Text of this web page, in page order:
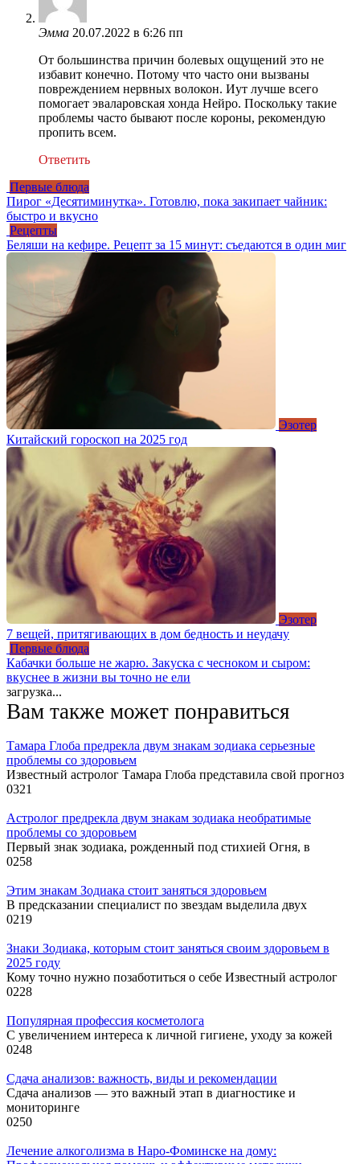
Эмма 20.07.2022 в 6:26 пп
От большинства причин болевых ощущений это не
избавит конечно. Потому что часто они вызваны
повреждением нервных волокон. Иут лучше всего
помогает эваларовская хонда Нейро. Поскольку такие
проблемы часто бывают после короны, рекомендую
пропить всем.
Ответить
Первые блюда
Пирог «Десятиминутка». Готовлю, пока закипает чайник:
быстро и вкусно
Рецепты
Беляши на кефире. Рецепт за 15 минут: съедаются в один миг
Эзотер
Китайский гороскоп на 2025 год
Эзотер
7 вещей, притягивающих в дом бедность и неудачу
Первые блюда
Кабачки больше не жарю. Закуска с чесноком и сыром:
вкуснее в жизни вы точно не ели
загрузка...
Вам также может понравиться
Тамара Глоба предрекла двум знакам зодиака серьезные
проблемы со здоровьем
Известный астролог Тамара Глоба представила свой прогноз
0321
Астролог предрекла двум знакам зодиака необратимые
проблемы со здоровьем
Первый знак зодиака, рожденный под стихией Огня, в
0258
Этим знакам Зодиака стоит заняться здоровьем
В предсказании специалист по звездам выделила двух
0219
Знаки Зодиака, которым стоит заняться своим здоровьем в
2025 году
Кому точно нужно позаботиться о себе Известный астролог
0228
Популярная профессия косметолога
С увеличением интереса к личной гигиене, уходу за кожей
0248
Сдача анализов: важность, виды и рекомендации
Сдача анализов — это важный этап в диагностике и
мониторинге
0250
Лечение алкоголизма в Наро-Фоминске на дому: